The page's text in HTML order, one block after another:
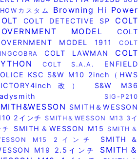
カスタム Browning Hi Power
COLT DETECTIVE SP COLT
MODEL COLT
MODEL 1911 COLT
COLT LAWMAN COLT
COLT S.A.A. ENFIELD
KSC S&W M10 2inch（HWS
改） S&W M36
SIG-P210
SMITH＆WESSON
2インチ
SMITH＆WESSON M13 3イ
チ SMITH＆WESSON M15
SMITH＆
M15 2インチ SMITH＆
M19 2.5インチ SMITH＆